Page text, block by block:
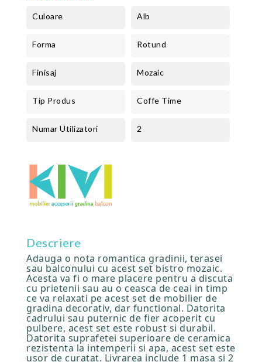
Culoare Alb
Forma Rotund
Finisaj Mozaic
Tip Produs Coffe Time
Numar Utilizatori 2
Descriere
Adauga o nota romantica gradinii, terasei
sau balconului cu acest set bistro mozaic.
Acesta va fi o mare placere pentru a discuta
cu prietenii sau au o ceasca de ceai in timp
ce va relaxati pe acest set de mobilier de
gradina decorativ, dar functional. Datorita
cadrului sau puternic de fier acoperit cu
pulbere, acest set este robust si durabil.
Datorita suprafetei superioare de ceramica
rezistenta la intemperii si apa, acest set este
usor de curatat. Livrarea include 1 masa si 2